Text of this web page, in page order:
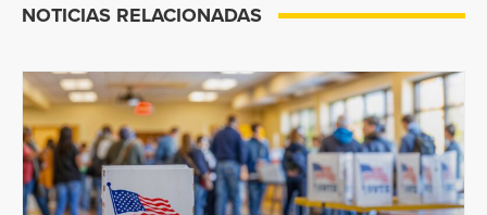
NOTICIAS RELACIONADAS